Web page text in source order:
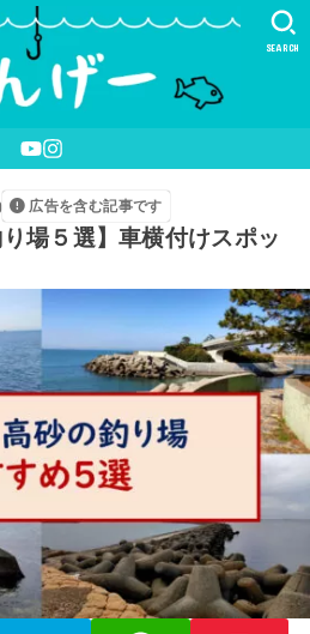
SEARCH
広告を含む記事です
り場５選】車横付けスポッ